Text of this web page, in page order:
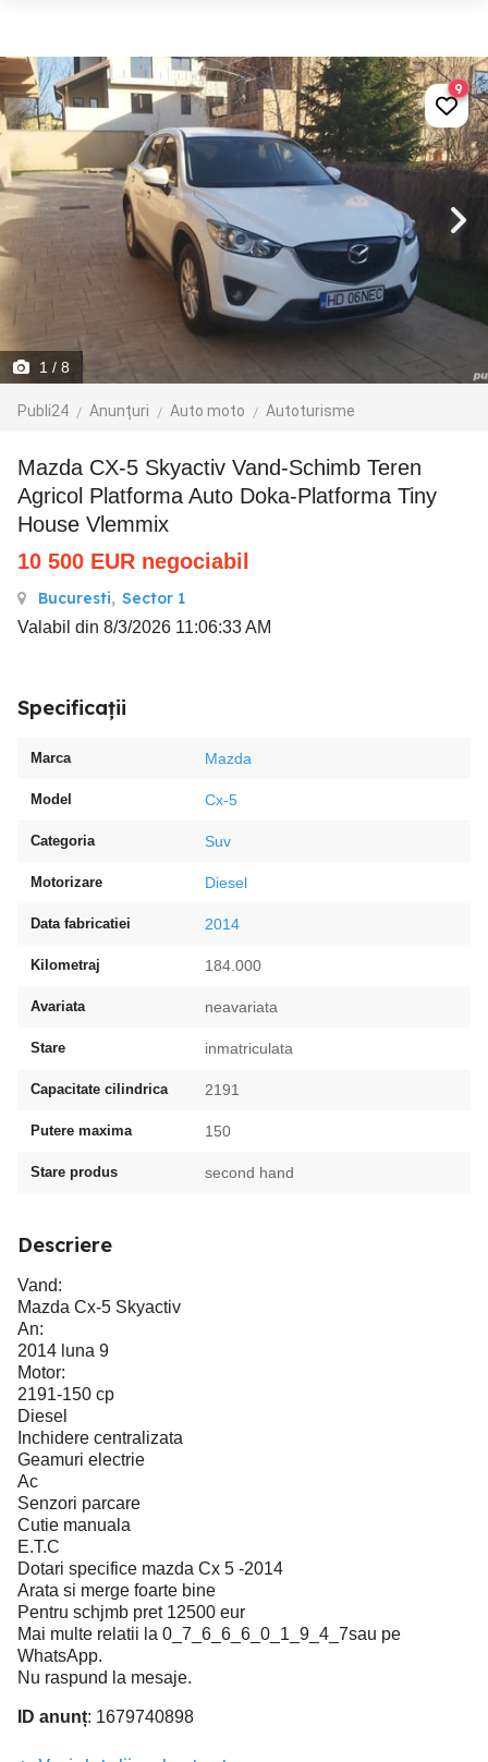
1 / 8
Publi24 Anunțuri Auto moto Autoturisme
9
Mazda CX-5 Skyactiv Vand-Schimb Teren
Agricol Platforma Auto Doka-Platforma Tiny
House Vlemmix
10 500 EUR negociabil
Bucuresti, Sector 1
Valabil din 8/3/2026 11:06:33 AM
Specificații
Marca Mazda
Model Cx-5
Categoria Suv
Motorizare Diesel
Data fabricatiei 2014
Kilometraj 184.000
Avariata neavariata
Stare inmatriculata
Capacitate cilindrica 2191
Putere maxima 150
Stare produs second hand
Descriere
Vand:
Mazda Cx-5 Skyactiv
An:
2014 luna 9
Motor:
2191-150 cp
Diesel
Inchidere centralizata
Geamuri electrie
Ac
Senzori parcare
Cutie manuala
E.T.C
Dotari specifice mazda Cx 5 -2014
Arata si merge foarte bine
Pentru schjmb pret 12500 eur
Mai multe relatii la 0_7_6_6_6_0_1_9_4_7sau pe
WhatsApp.
Nu raspund la mesaje.
ID anunț: 1679740898